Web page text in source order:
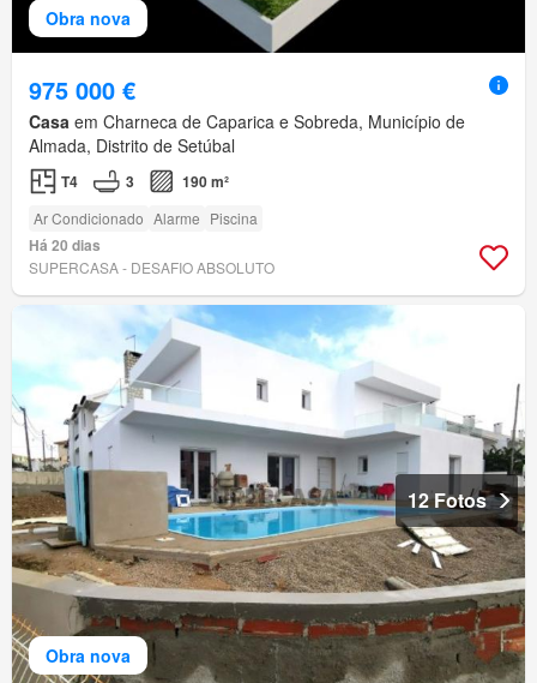
Obra nova
975 000 €
Casa em Charneca de Caparica e Sobreda, Município de
Almada, Distrito de Setúbal
T4 3 190 m²
Ar Condicionado Alarme Piscina
Há 20 dias
SUPERCASA - DESAFIO ABSOLUTO
Obra nova
12 Fotos